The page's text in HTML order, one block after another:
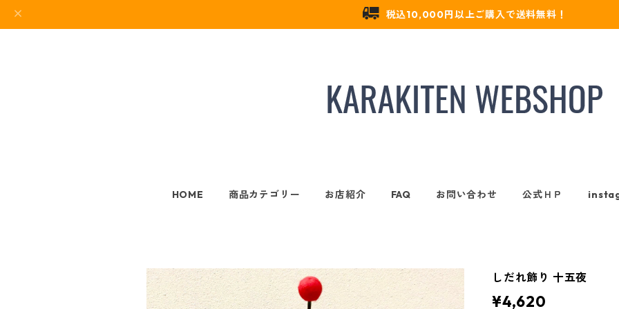
税込10,000円以上ご購入で送料無料！
HOME 商品カテゴリー お店紹介 FAQ お問い合わせ 公式ＨＰ
しだれ飾り 十五夜
¥4,620